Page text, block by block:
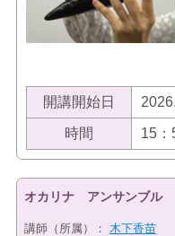
開講開始日
時間 15：
オカリナ アンサンブル
講師（所属）： 木下香苗